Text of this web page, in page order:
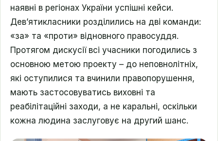
наявні в регіонах України успішні кейси.
Дев’ятикласники розділились на дві команди:
«за» та «проти» відновного правосуддя.
Протягом дискусії всі учасники погодились з
основною метою проекту – до неповнолітніх,
які оступилися та вчинили правопорушення,
мають застосовуватись виховні та
реабілітаційні заходи, а не каральні, оскільки
кожна людина заслуговує на другий шанс.